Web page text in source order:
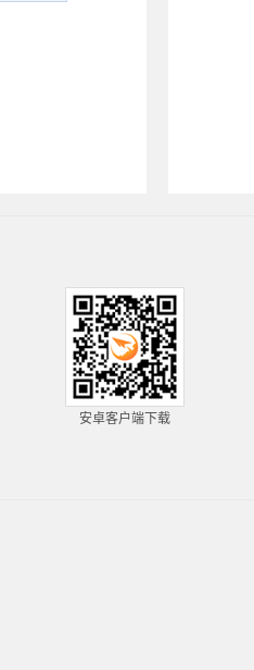
安卓客户端下载